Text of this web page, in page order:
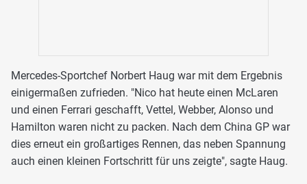
Mercedes-Sportchef Norbert Haug war mit dem Ergebnis
einigermaßen zufrieden. "Nico hat heute einen McLaren
und einen Ferrari geschafft, Vettel, Webber, Alonso und
Hamilton waren nicht zu packen. Nach dem China GP war
dies erneut ein großartiges Rennen, das neben Spannung
auch einen kleinen Fortschritt für uns zeigte", sagte Haug.